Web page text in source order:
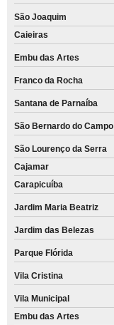
São Joaquim
Caieiras
Embu das Artes
Franco da Rocha
Santana de Parnaíba
São Bernardo do Campo
São Lourenço da Serra
Cajamar
Carapicuíba
Jardim Maria Beatriz
Jardim das Belezas
Parque Flórida
Vila Cristina
Vila Municipal
Embu das Artes